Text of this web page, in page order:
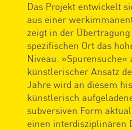
Das Projekt entwickelt
aus einer
zeigt in der Übertragung
spezifischen Ort das
Niveau. »Spurensuche«
künstlerischer Ansatz
Jahre wird an diesem
künstlerisch
subversiven Form
einen interdisziplinären